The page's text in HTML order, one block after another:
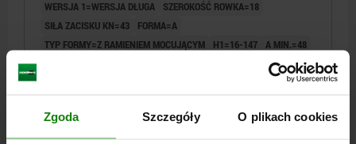
Zgoda Szczegóły O plikach cookies
WERSJA 1=WERSJA DŁUGA
SZEROKOŚĆ ROWKA=18
SIŁA ZACISKU KN=43
FORMA=A
TYP FORMY=Z RAMIENIEM MOCUJĄCYM
H1=16-147 A MIN.=48
GWINT=M16
H5=29
MOMENT DOKRĘCANIA M1 NM=200
MOMENT DOKRĘCANIA M2 NM=150